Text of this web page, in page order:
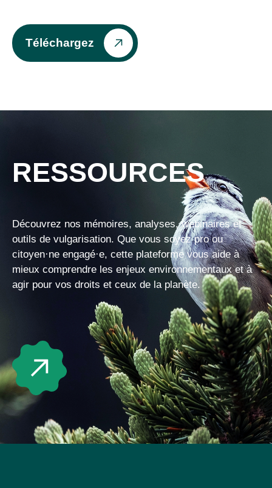
Téléchargez
RESSOURCES
Découvrez nos mémoires, analyses, webinaires et
outils de vulgarisation. Que vous soyez pro ou
citoyen·ne engagé·e, cette plateforme vous aide à
mieux comprendre les enjeux environnementaux et à
agir pour vos droits et ceux de la planète.